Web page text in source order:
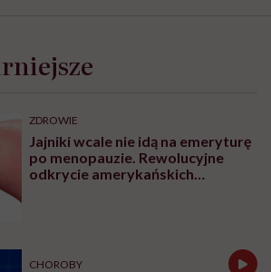
ZDROWIE
Jajniki wcale nie idą na emeryturę
po menopauzie. Rewolucyjne
odkrycie amerykańskich
CHOROBY